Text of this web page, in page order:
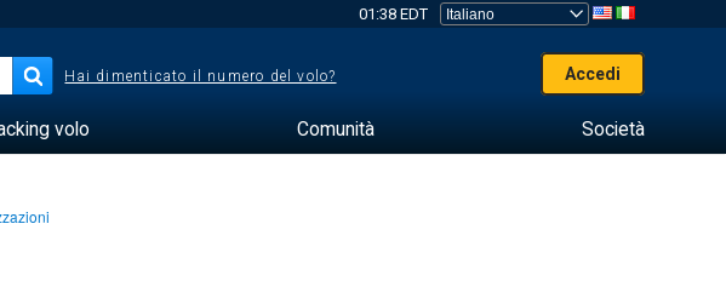
01:38 EDT
Hai dimenticato il numero del volo? Accedi
volo Comunità Società